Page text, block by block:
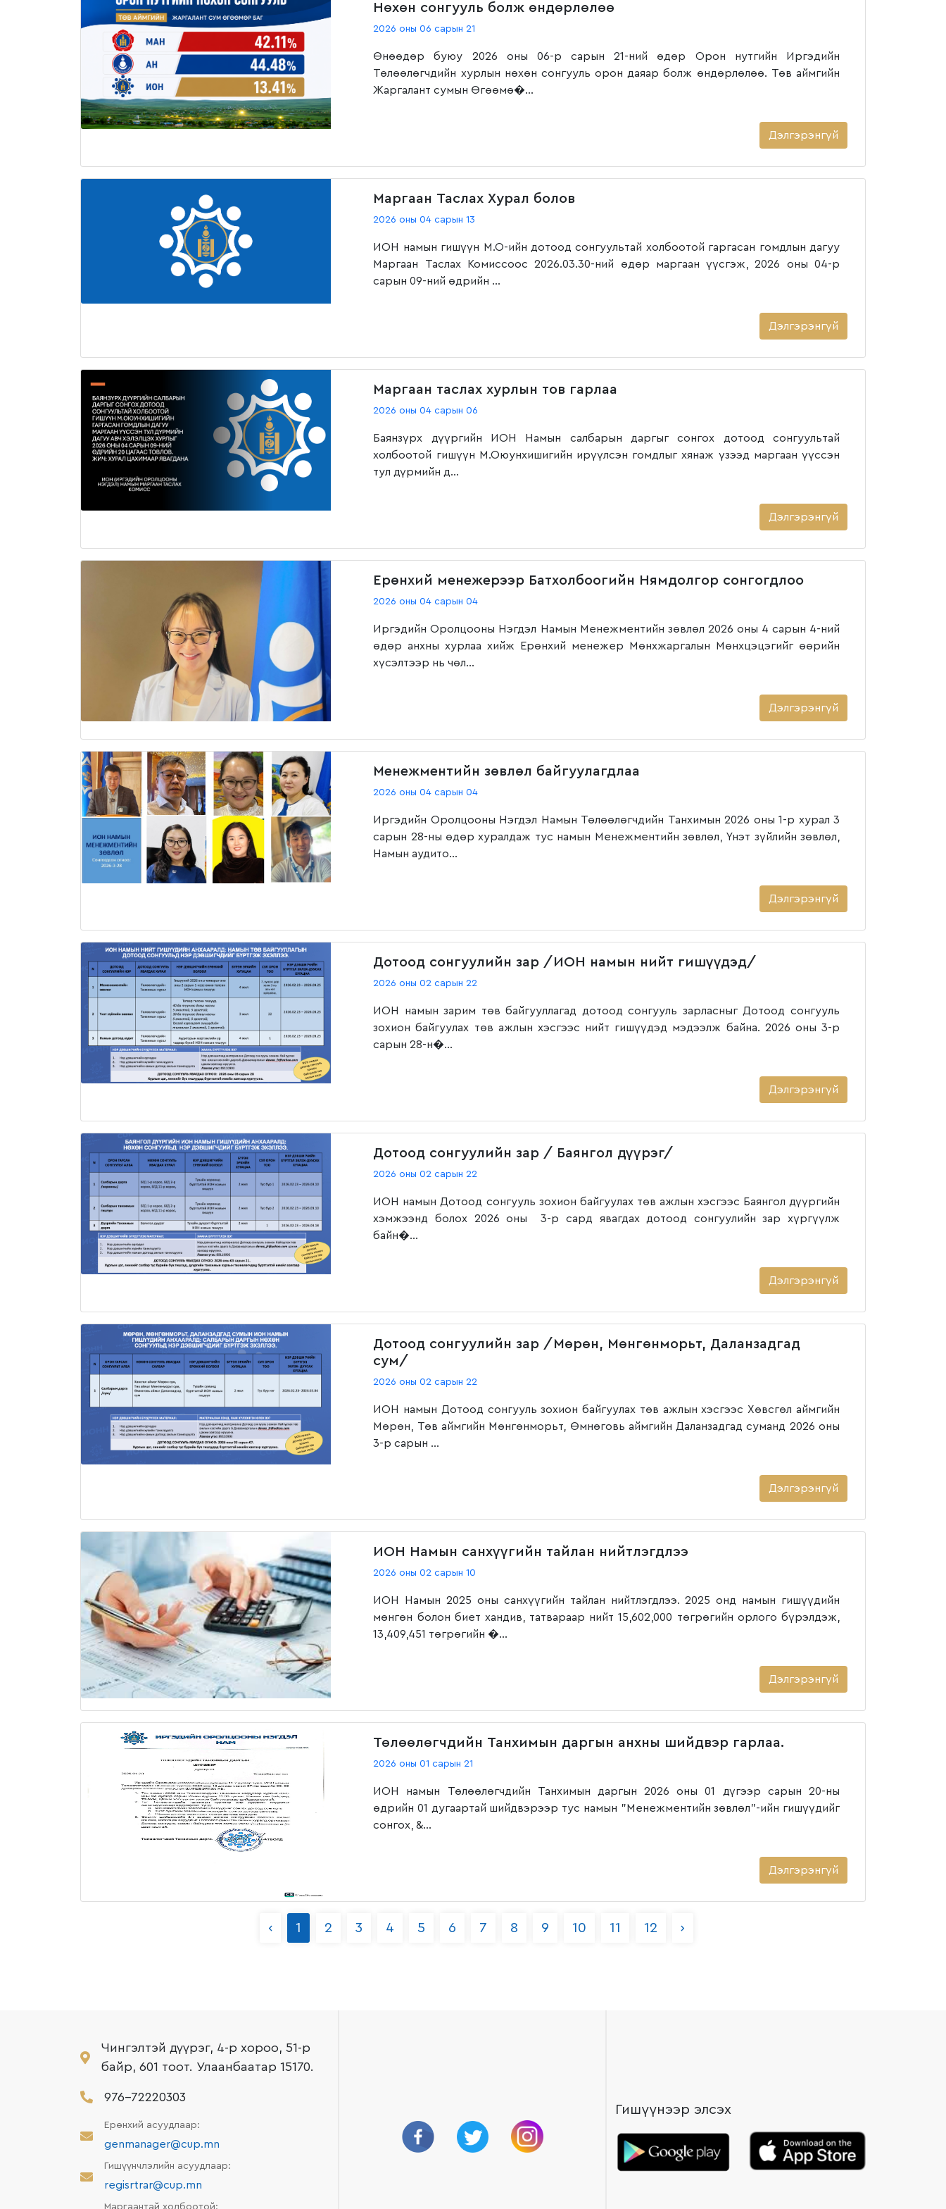
Нөхөн сонгууль болж өндөрлөлөө
2026 оны 06 сарын 21
Өнөөдөр буюу 2026 оны 06-р сарын 21-ний өдөр Орон нутгийн Иргэдийн
Төлөөлөгчдийн хурлын нөхөн сонгууль орон даяар болж өндөрлөлөө. Төв аймгийн
Жаргалант сумын Өгөөмө�...
Дэлгэрэнгүй
Маргаан Таслах Хурал болов
2026 оны 04 сарын 13
ИОН намын гишүүн М.О-ийн дотоод сонгуультай холбоотой гаргасан гомдлын дагуу
Маргаан Таслах Комиссоос 2026.03.30-ний өдөр маргаан үүсгэж, 2026 оны 04-р
сарын 09-ний өдрийн ...
Дэлгэрэнгүй
Маргаан таслах хурлын тов гарлаа
2026 оны 04 сарын 06
Баянзүрх дүүргийн ИОН Намын салбарын даргыг сонгох дотоод сонгуультай
холбоотой гишүүн М.Оюунхишигийн ирүүлсэн гомдлыг хянаж үзээд маргаан үүссэн
тул дүрмийн д...
Дэлгэрэнгүй
Ерөнхий менежерээр Батхолбоогийн Нямдолгор сонгогдлоо
2026 оны 04 сарын 04
Иргэдийн Оролцооны Нэгдэл Намын Менежментийн зөвлөл 2026 оны 4 сарын 4-ний
өдөр анхны хурлаа хийж Ерөнхий менежер Мөнхжаргалын Мөнхцэцэгийг өөрийн
хүсэлтээр нь чөл...
Дэлгэрэнгүй
Менежментийн зөвлөл байгуулагдлаа
2026 оны 04 сарын 04
Иргэдийн Оролцооны Нэгдэл Намын Төлөөлөгчдийн Танхимын 2026 оны 1-р хурал 3
сарын 28-ны өдөр хуралдаж тус намын Менежментийн зөвлөл, Үнэт зүйлийн зөвлөл,
Намын аудито...
Дэлгэрэнгүй
Дотоод сонгуулийн зар /ИОН намын нийт гишүүдэд/
2026 оны 02 сарын 22
ИОН намын зарим төв байгууллагад дотоод сонгууль зарласныг Дотоод сонгууль
зохион байгуулах төв ажлын хэсгээс нийт гишүүдэд мэдээлж байна. 2026 оны 3-р
сарын 28-н�...
Дэлгэрэнгүй
Дотоод сонгуулийн зар / Баянгол дүүрэг/
2026 оны 02 сарын 22
ИОН намын Дотоод сонгууль зохион байгуулах төв ажлын хэсгээс Баянгол дүүргийн
хэмжээнд болох 2026 оны 3-р сард явагдах дотоод сонгуулийн зар хүргүүлж
байн�...
Дэлгэрэнгүй
Дотоод сонгуулийн зар /Мөрөн, Мөнгөнморьт, Даланзадгад
сум/
2026 оны 02 сарын 22
ИОН намын Дотоод сонгууль зохион байгуулах төв ажлын хэсгээс Хөвсгөл аймгийн
Мөрөн, Төв аймгийн Мөнгөнморьт, Өмнөговь аймгийн Даланзадгад суманд 2026 оны
3-р сарын ...
Дэлгэрэнгүй
ИОН Намын санхүүгийн тайлан нийтлэгдлээ
2026 оны 02 сарын 10
ИОН Намын 2025 оны санхүүгийн тайлан нийтлэгдлээ. 2025 онд намын гишүүдийн
мөнгөн болон биет хандив, татвараар нийт 15,602,000 төгрөгийн орлого бүрэлдэж,
13,409,451 төгрөгийн �...
Дэлгэрэнгүй
Төлөөлөгчдийн Танхимын даргын анхны шийдвэр гарлаа.
2026 оны 01 сарын 21
ИОН намын Төлөөлөгчдийн Танхимын даргын 2026 оны 01 дүгээр сарын 20-ны
өдрийн 01 дугаартай шийдвэрээр тус намын "Менежментийн зөвлөл"-ийн гишүүдийг
сонгох, &...
Дэлгэрэнгүй
‹ 1 2 3 4 5 6 7 8 9 10 11 12 ›
Чингэлтэй дүүрэг, 4-р хороо, 51-р
байр, 601 тоот. Улаанбаатар 15170.
976-72220303
Ерөнхий асуудлаар:
genmanager@cup.mn
Гишүүнчлэлийн асуудлаар:
regisrtrar@cup.mn
Маргаантай холбоотой:
Гишүүнээр элсэх